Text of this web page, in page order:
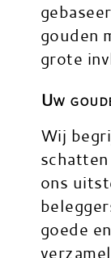
gouden
grote
Uw
Wij
ons
goede